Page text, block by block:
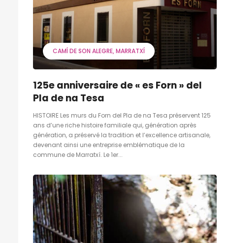
CAMÍ DE SON ALEGRE MARRATXÍ
125e anniversaire de « es Forn » del
Pla de na Tesa
HISTOIRE Les murs du Forn del Pla de na Tesa préservent 125
ans d’une riche histoire familiale qui, génération après
génération, a préservé la tradition et l’excellence artisanale,
devenant ainsi une entreprise emblématique de la
commune de Marratxí. Le 1er...